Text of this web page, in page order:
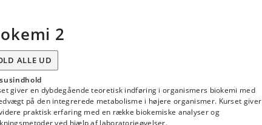
2
ALLE UD
giver en dybdegående teoretisk indføring i organismers biokemi med
på den integrerede metabolisme i højere organismer. Kurset giver
praktisk erfaring med en række biokemiske analyser og
ved hjælp af laboratorieøvelser.